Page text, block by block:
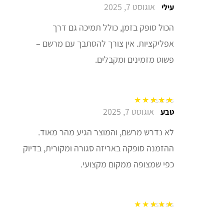
דורג5מתוך 5 עילי אוגוסט 7, 2025
הכול סופק בזמן, כולל תמיכה גם דרך
אפליקציות. אין צורך להסתבך עם מרשם –
פשוט מזמינים ומקבלים.
דורג5מתוך 5 טבע אוגוסט 7, 2025
לא נדרש מרשם, והמוצר הגיע מהר מאוד.
ההזמנה סופקה באריזה סגורה ומקורית, בדיוק
כפי שמצופה ממקום מקצועי.